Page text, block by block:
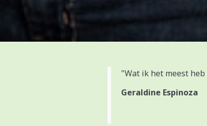
"Wat ik het meest
Geraldine Espinoza